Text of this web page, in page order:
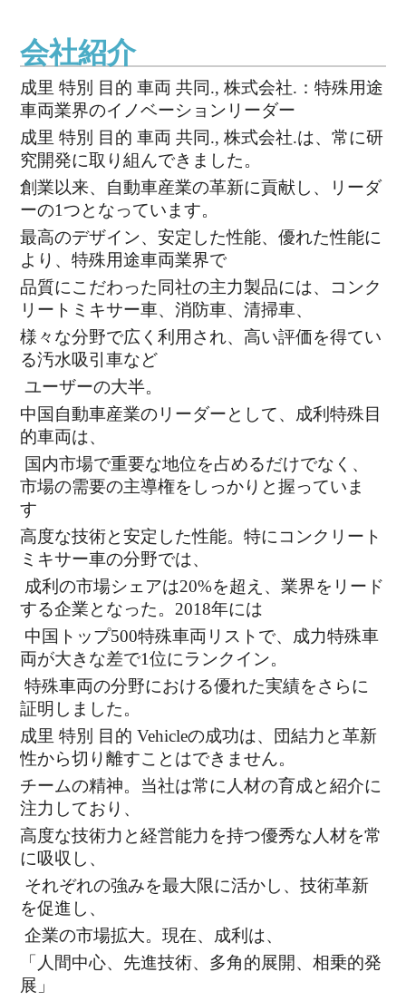
会社紹介
成里 特別 目的 車両 共同., 株式会社.：特殊用途
車両業界のイノベーションリーダー
成里 特別 目的 車両 共同., 株式会社.は、常に研
究開発に取り組んできました。
創業以来、自動車産業の革新に貢献し、リーダ
ーの1つとなっています。
最高のデザイン、安定した性能、優れた性能に
より、特殊用途車両業界で
品質にこだわった同社の主力製品には、コンク
リートミキサー車、消防車、清掃車、
様々な分野で広く利用され、高い評価を得てい
る汚水吸引車など
ユーザーの大半。
中国自動車産業のリーダーとして、成利特殊目
的車両は、
国内市場で重要な地位を占めるだけでなく、
市場の需要の主導権をしっかりと握っていま
す
高度な技術と安定した性能。特にコンクリート
ミキサー車の分野では、
成利の市場シェアは20%を超え、業界をリード
する企業となった。2018年には
中国トップ500特殊車両リストで、成力特殊車
両が大きな差で1位にランクイン。
特殊車両の分野における優れた実績をさらに
証明しました。
成里 特別 目的 Vehicleの成功は、団結力と革新
性から切り離すことはできません。
チームの精神。当社は常に人材の育成と紹介に
注力しており、
高度な技術力と経営能力を持つ優秀な人材を常
に吸収し、
それぞれの強みを最大限に活かし、技術革新
を促進し、
企業の市場拡大。現在、成利は、
「人間中心、先進技術、多角的展開、相乗的発
展」